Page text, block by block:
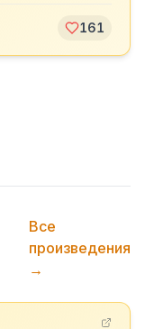
161
Все
произведения
→